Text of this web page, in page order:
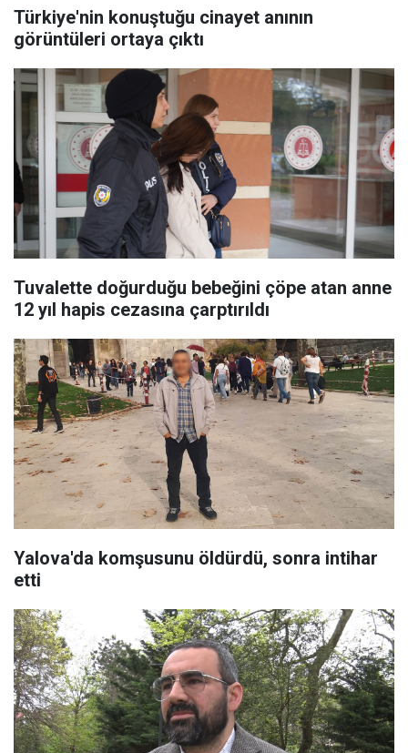
Türkiye'nin konuştuğu cinayet anının
görüntüleri ortaya çıktı
Tuvalette doğurduğu bebeğini çöpe atan anne
12 yıl hapis cezasına çarptırıldı
Yalova'da komşusunu öldürdü, sonra intihar
etti